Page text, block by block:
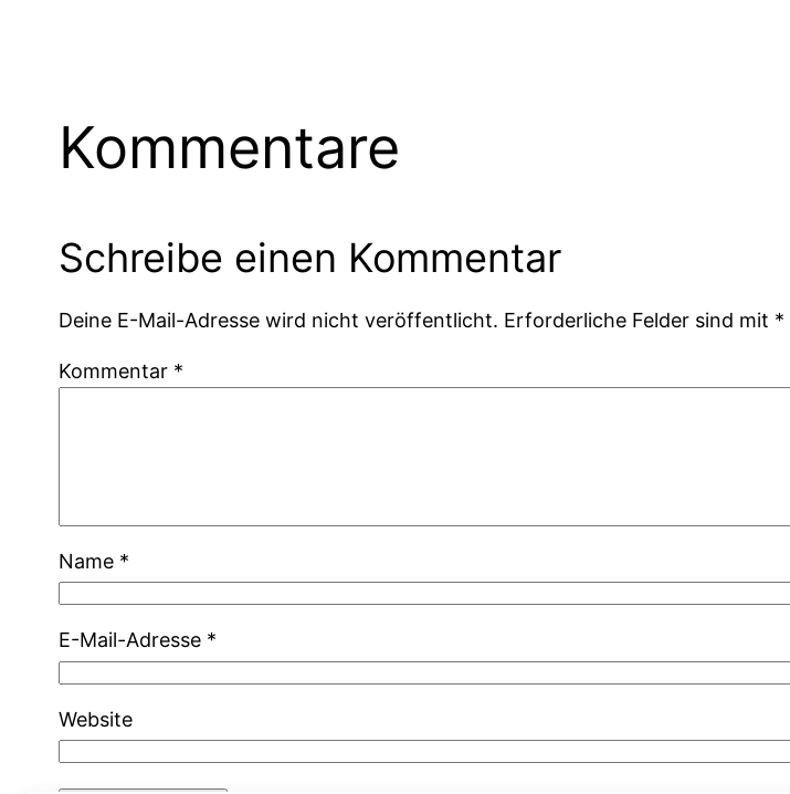
Kommentare
Schreibe einen Kommentar
Deine E-Mail-Adresse wird nicht veröffentlicht. Erforderliche Felder sind mit *
Kommentar *
Name *
E-Mail-Adresse *
Website